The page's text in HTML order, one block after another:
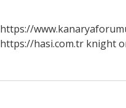
https://
https://hasi.com.tr knight